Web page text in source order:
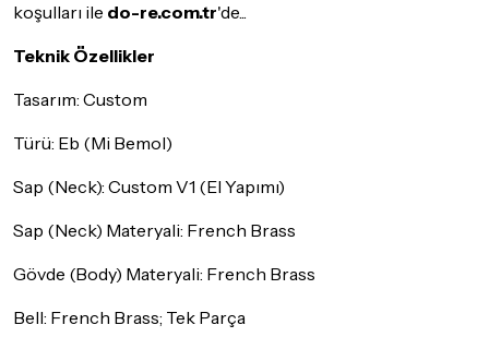
koşulları ile do-re.com.tr'de...
Teknik Özellikler
Tasarım: Custom
Türü: Eb (Mi Bemol)
Sap (Neck): Custom V1 (El Yapımı)
Sap (Neck) Materyali: French Brass
Gövde (Body) Materyali: French Brass
Bell: French Brass; Tek Parça